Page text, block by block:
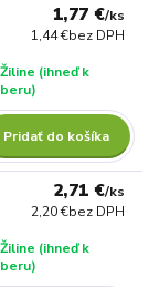
1,77 €/ks
1,44 €bez DPH
(ihneď k
Pridať do košíka
2,71 €/ks
2,20 €bez DPH
(ihneď k